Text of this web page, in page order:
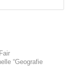
“Geografie